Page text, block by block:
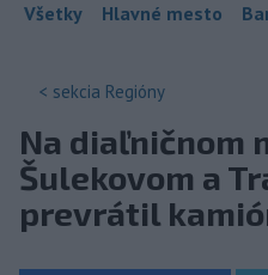
Všetky Hlavné mesto
< sekcia Regióny
Na diaľničnom
Šulekovom a
prevrátil